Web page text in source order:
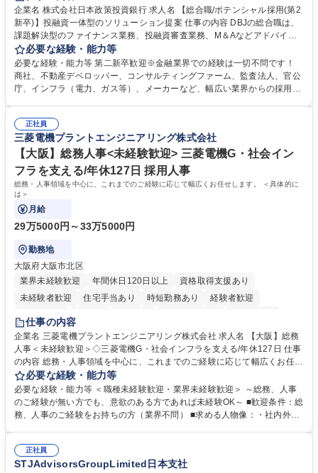
食事補助あり
託児所あり
企業名 株式会社日本政策投資銀行 求人名 【総合職/ポテンシャル採用(第2
新卒)】投融資一体型のソリューション提案 仕事の内容 DBJの総合職は、
課題解決型のファイナンス業務、投融資審査業務、M＆Aなどアドバイザ
リー業務、地域戦略企画業務など、多様な業務に精通し、複数の専門性を
掛け合わせて広く社会に貢献していく職種です。 入社後は、横断的なロー
テーションを経て適性や専門性に応じたキャリアを形成していただきま
す。総合職として入社いただき、下記いずれかの部門でご活躍いただきま
ート・ナレッジ業務 ※それぞれの業務内容に関しては、別途その他労働条
件備考欄に記載 募集職種 【総合職/ポテンシャル採用(第2新卒)】投融資一
体型のソリューション提案
必要な経験・能力等
必要な経験・能力等 第二新卒歓迎※金融業界での経験は一切不問です！
商社、不動産デベロッパー、コンサルティングファーム、監査法人、官公
庁、インフラ（電力、ガス等）、メーカーなど、幅広い業界からの採用実
く高い志を併せもった人材を求めています。ポテンシャル採用（第2新
卒）では、金融業界での経験や知識を問いません。新たな時代を見据え
て、複雑化する社会課題の解決に向けて先鞭をつける役割を担いたい、と
いう気概をお持ちの方を心待ちにしています。 学歴・資格 学歴：大学院
大学 語学力： 資格：
正社員
三菱電機プラントエンジニアリング株式会社
【大阪】総務人事<未経験歓迎> 三菱電機G・社会イン
フラを支える/年休127日 採用人事
総務・人事領域を中心に、これまでのご経験に応じて幅広くお任せします。 ＜具体的に
は＞
月給
29万5000円～33万5000円
勤務地
大阪府大阪市北区
業界未経験歓迎
年間休日120日以上
資格取得支援あり
未経験者歓迎
住宅手当あり 時短勤務あり
経験者歓迎
退職金あり
駅近5分以内
土日祝休み 服装自由 寮・社宅あり 食事補助あり
仕事の内容
企業名 三菱電機プラントエンジニアリング株式会社 求人名 【大阪】総務
人事＜未経験歓迎＞◇三菱電機G・社会インフラを支える/年休127日 仕事
の内容 総務・人事領域を中心に、これまでのご経験に応じて幅広くお任せ
します。 ＜具体的には＞ ・総務/人事労務（給与・社保・勤怠管理など）
・採用・教育研修 ・福利厚生運用 など ※基本的には事務所勤務ですが、
採用や教育等の業務内容により、関西圏以外への日帰り・宿泊を伴う国内
出張もございます。 ※担当業務を持ちつつ、お互いに助け合いながら、総
必要な経験・能力等
必要な経験・能力等 ＜職種未経験歓迎・業界未経験歓迎＞ ～総務、人事
のご経験が無い方でも、意欲のある方であれば未経験OK～ ■歓迎条件：総
務、人事のご経験をお持ちの方（業界不問） ■求める人物像：・社内外の
正社員
STJAdvisorsGroupLimited日本支社